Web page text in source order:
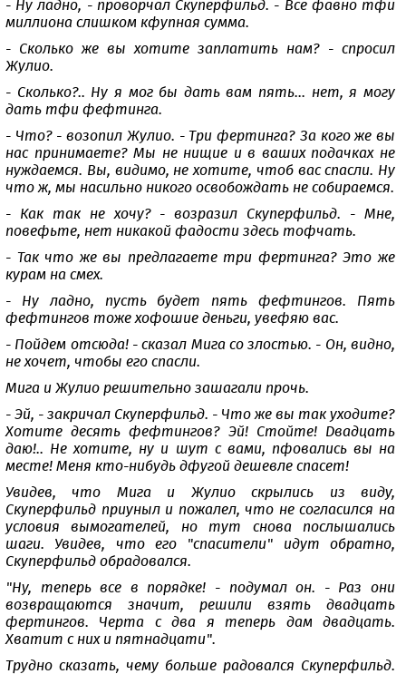
- Ну ладно, - проворчал Скуперфильд. - Все фавно тфи
миллиона слишком кфупная сумма.
- Сколько же вы хотите заплатить нам? - спросил
Жулио.
- Сколько?.. Ну я мог бы дать вам пять... нет, я могу
дать тфи фефтинга.
- Что? - возопил Жулио. - Три фертинга? За кого же вы
нас принимаете? Мы не нищие и в ваших подачках не
нуждаемся. Вы, видимо, не хотите, чтоб вас спасли. Ну
что ж, мы насильно никого освобождать не собираемся.
- Как так не хочу? - возразил Скуперфильд. - Мне,
повефьте, нет никакой фадости здесь тофчать.
- Так что же вы предлагаете три фертинга? Это же
курам на смех.
- Ну ладно, пусть будет пять фефтингов. Пять
фефтингов тоже хофошие деньги, увефяю вас.
- Пойдем отсюда! - сказал Мига со злостью. - Он, видно,
не хочет, чтобы его спасли.
Мига и Жулио решительно зашагали прочь.
- Эй, - закричал Скуперфильд. - Что же вы так уходите?
Хотите десять фефтингов? Эй! Стойте! Двадцать
даю!.. Не хотите, ну и шут с вами, пфовались вы на
месте! Меня кто-нибудь дфугой дешевле спасет!
Увидев, что Мига и Жулио скрылись из виду,
Скуперфильд приуныл и пожалел, что не согласился на
условия вымогателей, но тут снова послышались
шаги. Увидев, что его "спасители" идут обратно,
Скуперфильд обрадовался.
"Ну, теперь все в порядке! - подумал он. - Раз они
возвращаются значит, решили взять двадцать
фертингов. Черта с два я теперь дам двадцать.
Хватит с них и пятнадцати".
Трудно сказать, чему больше радовался Скуперфильд.